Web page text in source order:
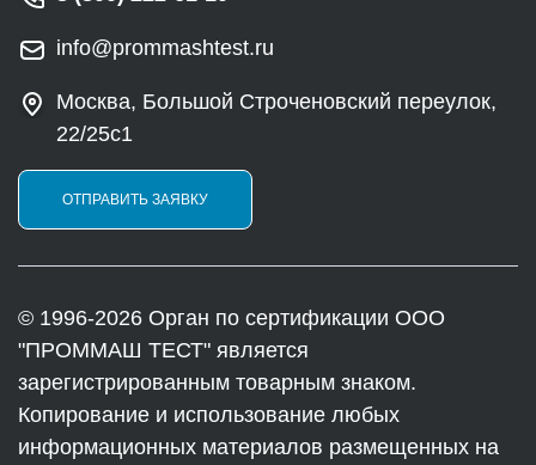
info@prommashtest.ru
Москва, Большой Строченовский переулок,
22/25с1
ОТПРАВИТЬ ЗАЯВКУ
© 1996-2026 Орган по сертификации ООО
"ПРОММАШ ТЕСТ" является
зарегистрированным товарным знаком.
Копирование и использование любых
информационных материалов размещенных на